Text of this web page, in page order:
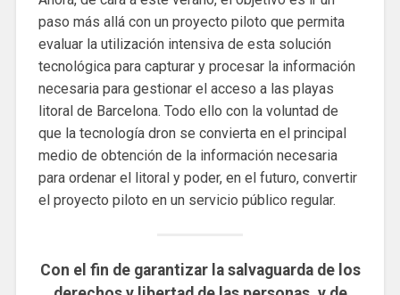
paso más allá con un proyecto piloto que permita
evaluar la utilización intensiva de esta solución
tecnológica para capturar y procesar la información
necesaria para gestionar el acceso a las playas
litoral de Barcelona. Todo ello con la voluntad de
que la tecnología dron se convierta en el principal
medio de obtención de la información necesaria
para ordenar el litoral y poder, en el futuro, convertir
el proyecto piloto en un servicio público regular.
Con el fin de garantizar la salvaguarda de los